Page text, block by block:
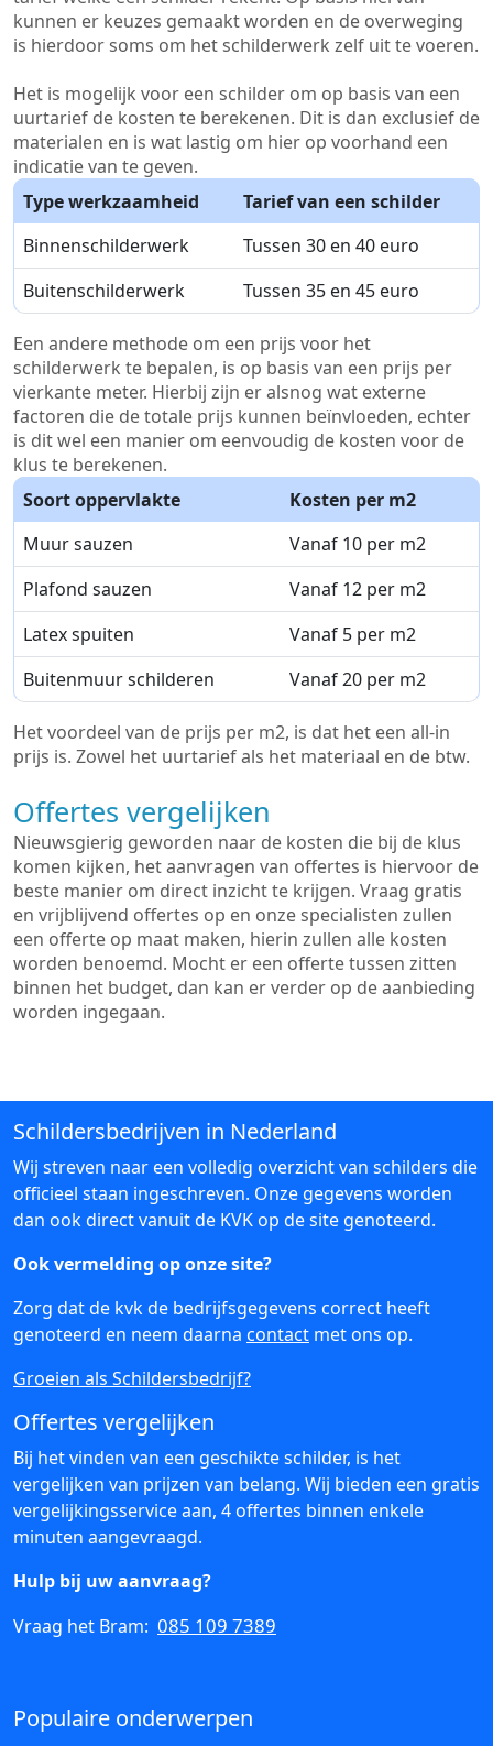
kunnen er keuzes gemaakt worden en de overweging
is hierdoor soms om het schilderwerk zelf uit te voeren.
Het is mogelijk voor een schilder om op basis van een
uurtarief de kosten te berekenen. Dit is dan exclusief de
materialen en is wat lastig om hier op voorhand een
indicatie van te geven.
Type werkzaamheid
Tarief van een schilder
Binnenschilderwerk
Tussen 30 en 40 euro
Buitenschilderwerk
Tussen 35 en 45 euro
Een andere methode om een prijs voor het
schilderwerk te bepalen, is op basis van een prijs per
vierkante meter. Hierbij zijn er alsnog wat externe
factoren die de totale prijs kunnen beïnvloeden, echter
is dit wel een manier om eenvoudig de kosten voor de
klus te berekenen.
Soort oppervlakte
Kosten per m2
Muur sauzen
Vanaf 10 per m2
Plafond sauzen
Vanaf 12 per m2
Latex spuiten
Vanaf 5 per m2
Buitenmuur schilderen
Vanaf 20 per m2
Het voordeel van de prijs per m2, is dat het een all-in
prijs is. Zowel het uurtarief als het materiaal en de btw.
Offertes vergelijken
Nieuwsgierig geworden naar de kosten die bij de klus
komen kijken, het aanvragen van offertes is hiervoor de
beste manier om direct inzicht te krijgen. Vraag gratis
en vrijblijvend offertes op en onze specialisten zullen
een offerte op maat maken, hierin zullen alle kosten
worden benoemd. Mocht er een offerte tussen zitten
binnen het budget, dan kan er verder op de aanbieding
worden ingegaan.
Schildersbedrijven in Nederland
Wij streven naar een volledig overzicht van schilders die
officieel staan ingeschreven. Onze gegevens worden
dan ook direct vanuit de KVK op de site genoteerd.
Ook vermelding op onze site?
Zorg dat de kvk de bedrijfsgegevens correct heeft
genoteerd en neem daarna contact met ons op.
Groeien als Schildersbedrijf?
Offertes vergelijken
Bij het vinden van een geschikte schilder, is het
vergelijken van prijzen van belang. Wij bieden een gratis
vergelijkingsservice aan, 4 offertes binnen enkele
minuten aangevraagd.
Hulp bij uw aanvraag?
Vraag het Bram: 085 109 7389
Populaire onderwerpen